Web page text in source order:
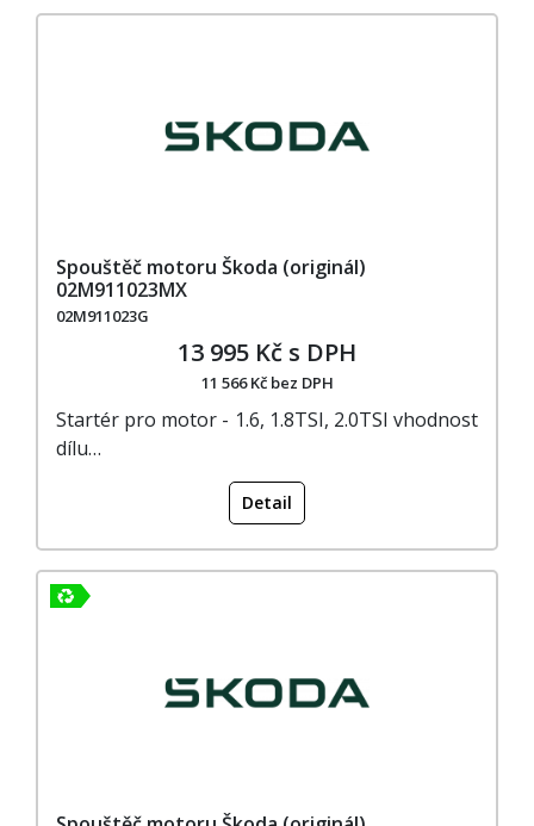
Spouštěč motoru Škoda (originál)
02M911023MX
02M911023G
13 995 Kč s DPH
11 566 Kč bez DPH
Startér pro motor - 1.6, 1.8TSI, 2.0TSI vhodnost
dílu…
Detail